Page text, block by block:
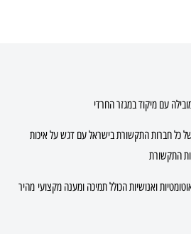
עם מיקוד במגזר החרדי
כל חברות התקשורת בישראל עם דגש על איכות
התקשורת
ואנושיות הכולל תמיכה ומענה מקצועי מהיר